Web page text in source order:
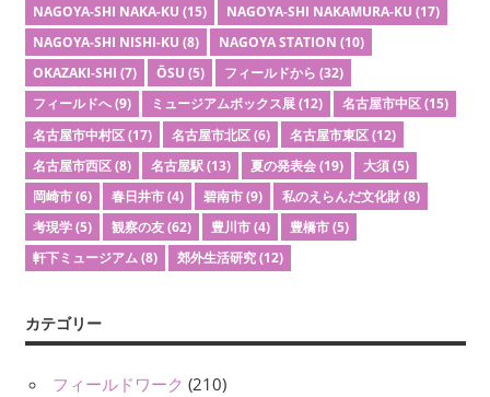
NAGOYA-SHI NAKA-KU (15) NAGOYA-SHI NAKAMURA-KU (17)
NAGOYA-SHI NISHI-KU (8) NAGOYA STATION (10)
OKAZAKI-SHI (7) ŌSU (5) フィールドから (32)
フィールドへ(9) ミュージアムボックス展(12) 名古屋市中区(15)
名古屋市中村区(17) 名古屋市北区(6) 名古屋市東区(12)
名古屋市西区(8) 名古屋駅(13) 夏の発表会(19) 大須(5)
岡崎市(6) 春日井市(4) 碧南市(9) 私のえらんだ文化財(8)
考現学(5) 観察の友(62) 豊川市(4) 豊橋市(5)
軒下ミュージアム(8) 郊外生活研究(12)
カテゴリー
フィールドワーク (210)